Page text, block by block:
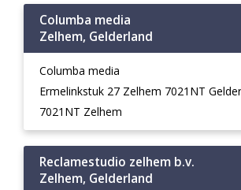
Columba media
Zelhem, Gelderland
Columba media
Ermelinkstuk 27 Zelhem 7021NT
7021NT Zelhem
Reclamestudio zelhem b.v.
Zelhem, Gelderland